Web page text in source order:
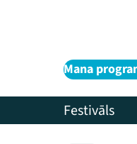
Mana
Festivāls